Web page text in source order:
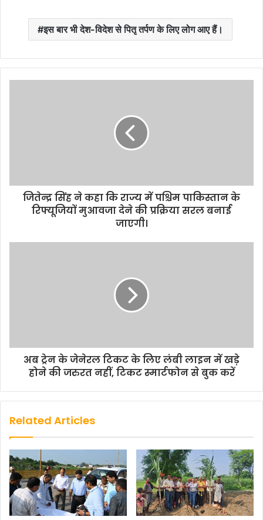
इस बार भी देश-विदेश से पितृ तर्पण के लिए लोग आए हैं।
जितेन्द्र सिंह ने कहा कि राज्य में पश्चिम पाकिस्तान के
रिफ्यूजियों मुआवजा देने की प्रक्रिया सरल बनाई
जाएगी।
अब ट्रेन के जेनेरल टिकट के लिए लंबी लाइन में खड़े
होने की जरुरत नहीं, टिकट स्मार्टफोन से बुक करें
Related Articles